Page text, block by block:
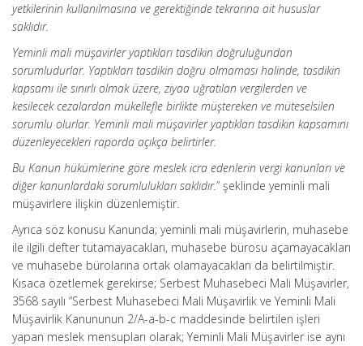
yetkilerinin kullanılmasına ve gerektiğinde tekrarına ait hususlar
saklıdır.
Yeminli mali müşavirler yaptıkları tasdikin doğruluğundan
sorumludurlar. Yaptıkları tasdikin doğru olmaması halinde, tasdikin
kapsamı ile sınırlı olmak üzere, ziyaa uğratılan vergilerden ve
kesilecek cezalardan mükellefle birlikte müştereken ve müteselsilen
sorumlu olurlar. Yeminli mali müşavirler yaptıkları tasdikin kapsamını
düzenleyecekleri raporda açıkça belirtirler.
Bu Kanun hükümlerine göre meslek icra edenlerin vergi kanunları ve
diğer kanunlardaki sorumlulukları saklıdır.” şeklinde yeminli mali
müşavirlere ilişkin düzenlemiştir.
Ayrıca söz konusu Kanunda; yeminli mali müşavirlerin, muhasebe
ile ilgili defter tutamayacakları, muhasebe bürosu açamayacakları
ve muhasebe bürolarına ortak olamayacakları da belirtilmiştir.
Kısaca özetlemek gerekirse; Serbest Muhasebeci Mali Müşavirler,
3568 sayılı “Serbest Muhasebeci Mali Müşavirlik ve Yeminli Mali
Müşavirlik Kanununun 2/A-a-b-c maddesinde belirtilen işleri
yapan meslek mensupları olarak; Yeminli Mali Müşavirler ise aynı